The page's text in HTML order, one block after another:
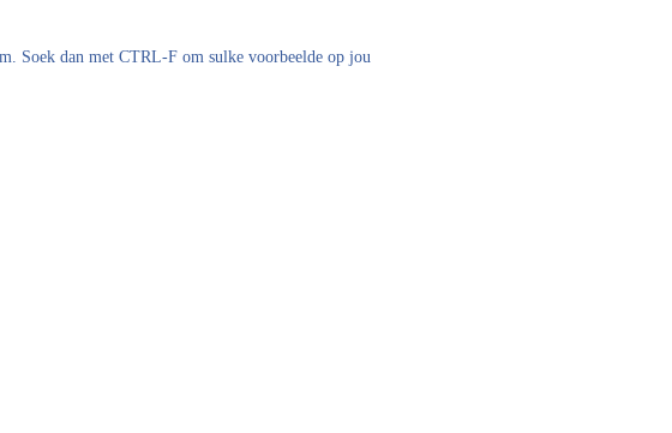
Soek dan met CTRL-F om sulke voorbeelde op jou